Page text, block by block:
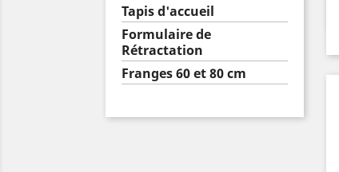
Tapis d'accueil
Formulaire de
Rétractation
Franges 60 et 80 cm